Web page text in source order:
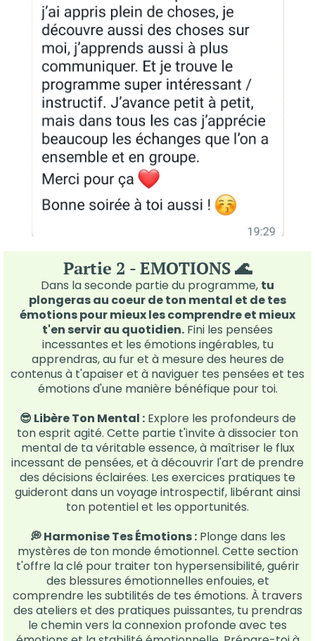
Partie 2 - EMOTIONS 🌊
Dans la seconde partie du programme, tu
plongeras au coeur de ton mental et de tes
émotions pour mieux les comprendre et mieux
t'en servir au quotidien. Fini les pensées
incessantes et les émotions ingérables, tu
apprendras, au fur et à mesure des heures de
contenus à t'apaiser et à naviguer tes pensées et tes
émotions d'une manière bénéfique pour toi.
​😎​ Libère Ton Mental :Explore les profondeurs de
ton esprit agité. Cette partie t'invite à dissocier ton
mental de ta véritable essence, à maîtriser le flux
incessant de pensées, et à découvrir l'art de prendre
des décisions éclairées. Les exercices pratiques te
guideront dans un voyage introspectif, libérant ainsi
ton potentiel et les opportunités.
​💭​ Harmonise Tes Émotions :Plonge dans les
mystères de ton monde émotionnel. Cette section
t'offre la clé pour traiter ton hypersensibilité, guérir
des blessures émotionnelles enfouies, et
comprendre les subtilités de tes émotions. À travers
des ateliers et des pratiques puissantes, tu prendras
le chemin vers la connexion profonde avec tes